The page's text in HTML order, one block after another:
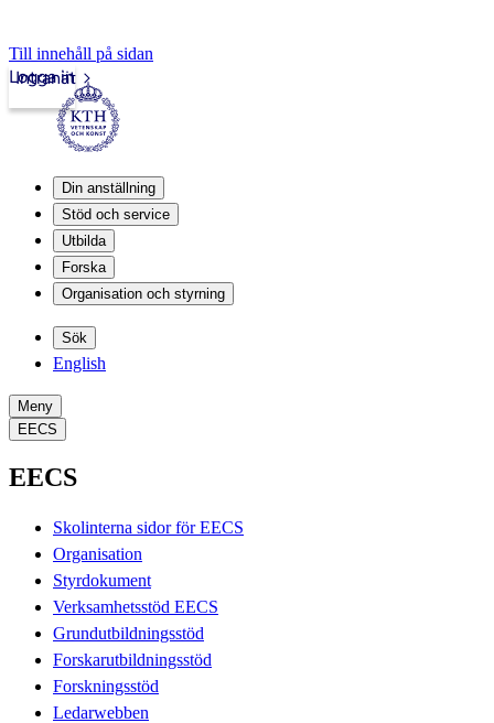
Till innehåll på sidan
Intranät
Logga in
Din anställning
Stöd och service
Utbilda
Forska
Organisation och styrning
Sök
English
Meny
EECS
EECS
Skolinterna sidor för EECS
Organisation
Styrdokument
Verksamhetsstöd EECS
Grundutbildningsstöd
Forskarutbildningsstöd
Forskningsstöd
Ledarwebben